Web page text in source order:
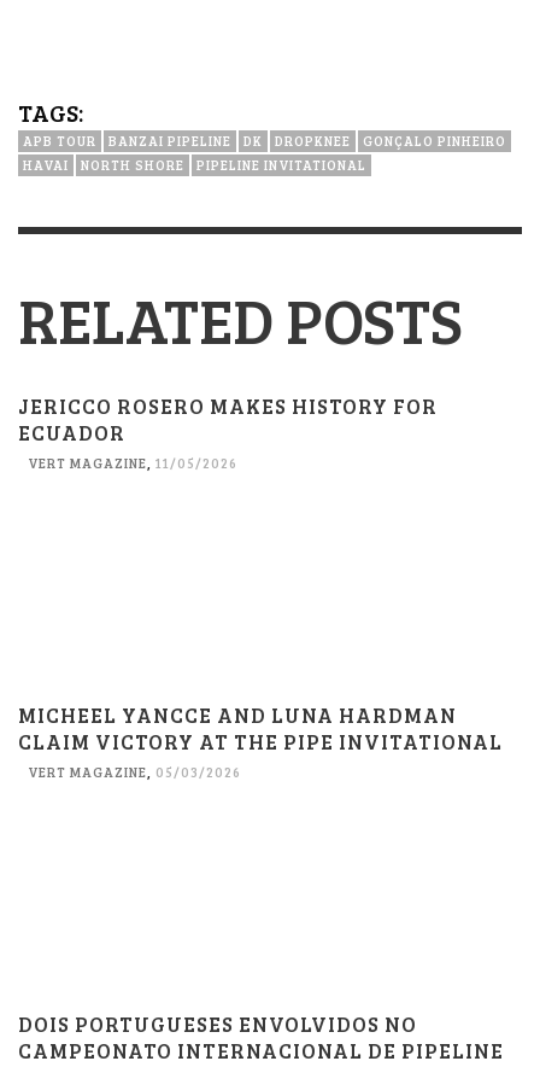
TAGS:
APB TOUR BANZAI PIPELINE DK DROPKNEE
GONÇALO PINHEIRO
HAVAI
NORTH SHORE PIPELINE INVITATIONAL
RELATED POSTS
JERICCO ROSERO MAKES HISTORY FOR
ECUADOR
VERT MAGAZINE 11/05/2026
MICHEEL YANCCE AND LUNA HARDMAN
CLAIM VICTORY AT THE PIPE INVITATIONAL
VERT MAGAZINE, 05/03/2026
DOIS PORTUGUESES ENVOLVIDOS NO
CAMPEONATO INTERNACIONAL DE PIPELINE